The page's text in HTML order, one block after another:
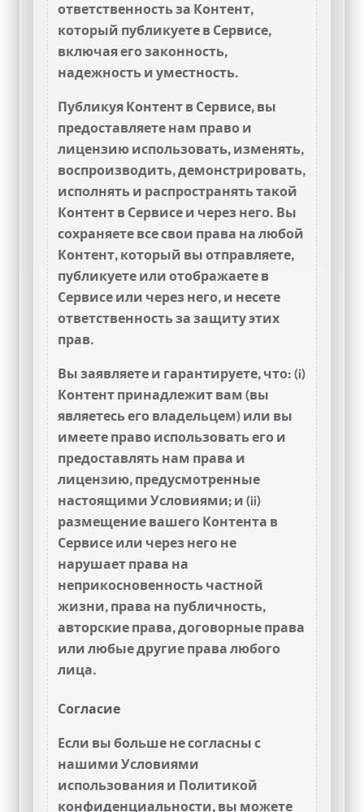
ответственность за Контент,
который публикуете в Сервисе,
включая его законность,
надежность и уместность.
Публикуя Контент в Сервисе, вы
предоставляете нам право и
лицензию использовать, изменять,
воспроизводить, демонстрировать,
исполнять и распространять такой
Контент в Сервисе и через него. Вы
сохраняете все свои права на любой
Контент, который вы отправляете,
публикуете или отображаете в
Сервисе или через него, и несете
ответственность за защиту этих
прав.
Вы заявляете и гарантируете, что: (i)
Контент принадлежит вам (вы
являетесь его владельцем) или вы
имеете право использовать его и
предоставлять нам права и
лицензию, предусмотренные
настоящими Условиями; и (ii)
размещение вашего Контента в
Сервисе или через него не
нарушает права на
неприкосновенность частной
жизни, права на публичность,
авторские права, договорные права
или любые другие права любого
лица.
Согласие
Если вы больше не согласны с
нашими Условиями
использования и Политикой
конфиденциальности, вы можете